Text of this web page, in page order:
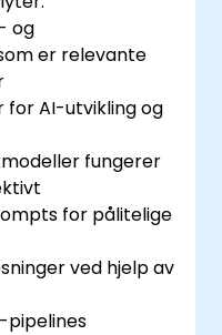
og
er relevante
for AI-utvikling og
fungerer
for pålitelige
ved hjelp av
pipelines